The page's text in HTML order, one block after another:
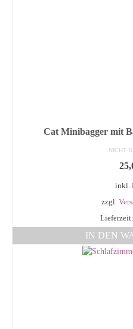
Cat Minibagger mit
NICHT
inkl.
zzgl.
IN DEN